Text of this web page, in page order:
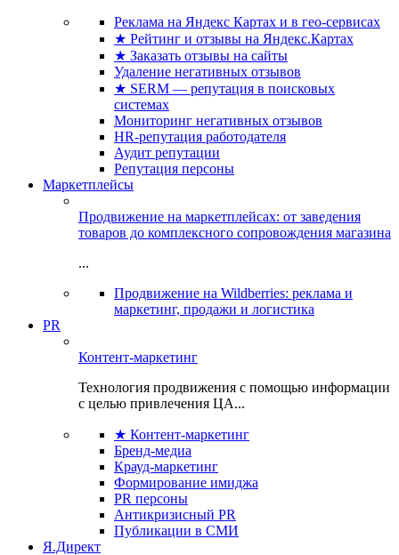
Реклама на Яндекс Картах и в гео-сервисах
★ Рейтинг и отзывы на Яндекс.Картах
★ Заказать отзывы на сайты
Удаление негативных отзывов
★ SERM — репутация в поисковых
системах
Мониторинг негативных отзывов
HR-репутация работодателя
Аудит репутации
Репутация персоны
Маркетплейсы
Продвижение на маркетплейсах: от заведения
товаров до комплексного сопровождения магазина
...
Продвижение на Wildberries: реклама и
маркетинг, продажи и логистика
PR
Контент-маркетинг
Технология продвижения с помощью информации
с целью привлечения ЦА...
★ Контент-маркетинг
Бренд-медиа
Крауд-маркетинг
Формирование имиджа
PR персоны
Антикризисный PR
Публикации в СМИ
Я.Директ